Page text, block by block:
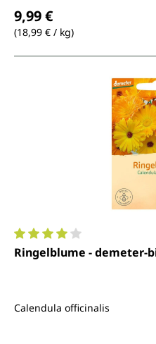
9,99 €
(18,99 € / kg)
Durchschnittliche
Ringelblume - demeter-
Calendula officinalis